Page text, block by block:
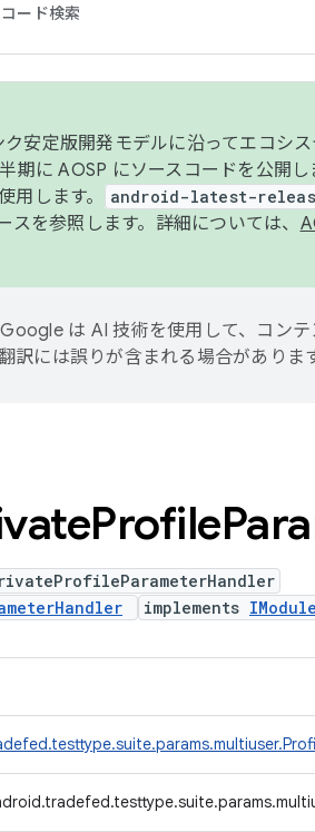
ード検索
安定版開発モデルに沿ってエコシ
期に AOSP にソースコードを公開し
用します。 android-latest-
スを参照します。詳細については、
Google は AI 技術を使用して、コン
訳には誤りが含まれる場合があります
Profile
implements